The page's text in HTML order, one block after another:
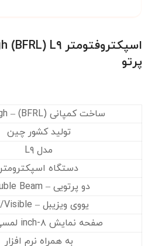
پرتو
ساخت کمپانی Rayleigh – (BFRL)
تولید کشور چین
مدل L۹
دستگاه اسپکترومتر
دو پرتویی – Double Beam
یووی ویزیبل – UV/Visible
صفحه نمایش ۸-inch لمسی رنگی
به همراه نرم افزار